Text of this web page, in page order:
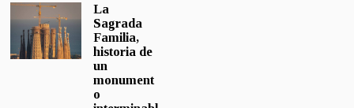
La
Sagrada
Familia,
historia de
un
monument
o